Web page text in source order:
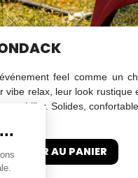
feel comme un
vibe relax, leur look
chiller. Solides,
AU PANIER